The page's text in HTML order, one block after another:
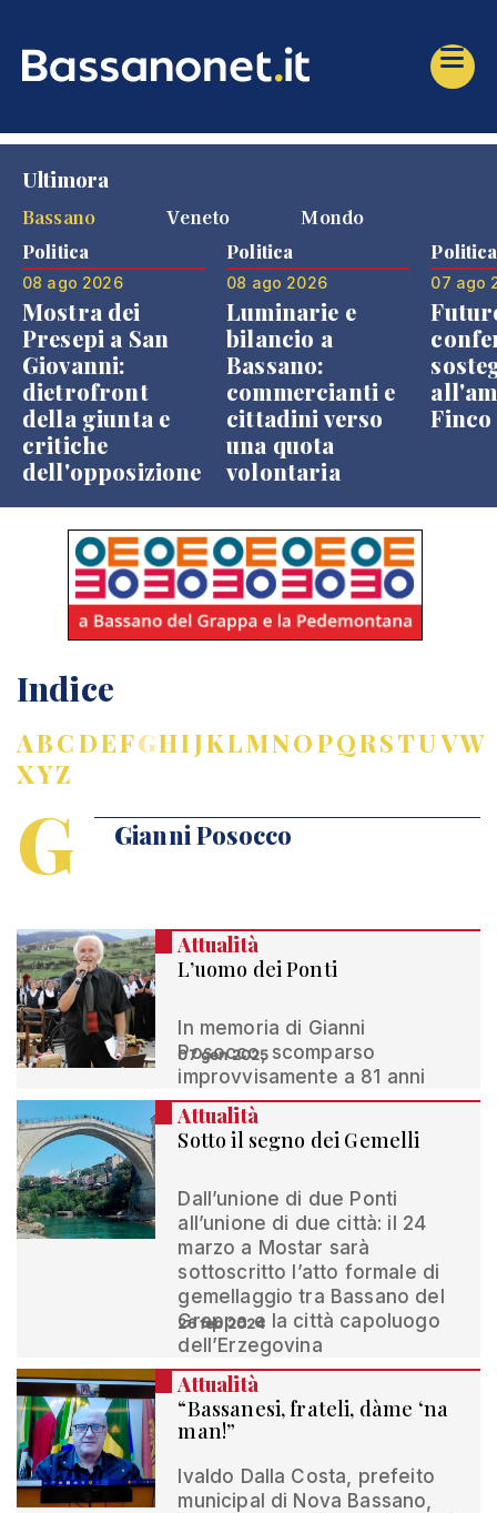
Ultimora
Bassano
Veneto Mondo
Politica
08 ago 2026
Mostra dei
Presepi a San
Giovanni:
dietrofront
della giunta e
critiche
dell'opposizione
Politica
08 ago 2026
Luminarie e
bilancio a
Bassano:
commercianti e
cittadini verso
una quota
volontaria
Politica
07 ago
Finco
Indice
ABCDEFGHIJKLMNOPQRSTUVW
XYZ
G Gianni Posocco
Attualità
L’uomo dei Ponti
In memoria di Gianni
Posocco, scomparso
improvvisamente a 81 anni
07 gen 2025
Attualità
Sotto il segno dei Gemelli
Dall’unione di due Ponti
all’unione di due città: il 24
marzo a Mostar sarà
sottoscritto l’atto formale di
gemellaggio tra Bassano del
Grappa e la città capoluogo
dell’Erzegovina
26 feb 2024
Attualità
“Bassanesi, frateli, dàme ‘na
man!”
Ivaldo Dalla Costa, prefeito
municipal di Nova Bassano,